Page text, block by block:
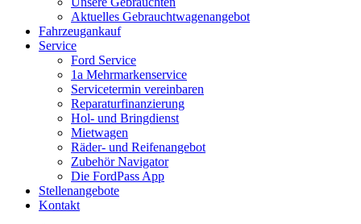
Aktuelles Gebrauchtwagenangebot
Fahrzeugankauf
Service
Ford Service
1a Mehrmarkenservice
Servicetermin vereinbaren
Reparaturfinanzierung
Hol- und Bringdienst
Mietwagen
Räder- und Reifenangebot
Zubehör Navigator
Die FordPass App
Stellenangebote
Kontakt